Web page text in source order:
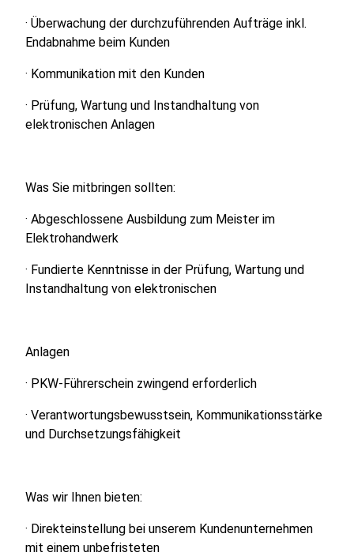
· Überwachung der durchzuführenden Aufträge inkl.
Endabnahme beim Kunden
· Kommunikation mit den Kunden
· Prüfung, Wartung und Instandhaltung von
elektronischen Anlagen
Was Sie mitbringen sollten:
· Abgeschlossene Ausbildung zum Meister im
Elektrohandwerk
· Fundierte Kenntnisse in der Prüfung, Wartung und
Instandhaltung von elektronischen
Anlagen
· PKW-Führerschein zwingend erforderlich
· Verantwortungsbewusstsein, Kommunikationsstärke
und Durchsetzungsfähigkeit
Was wir Ihnen bieten:
· Direkteinstellung bei unserem Kundenunternehmen
mit einem unbefristeten